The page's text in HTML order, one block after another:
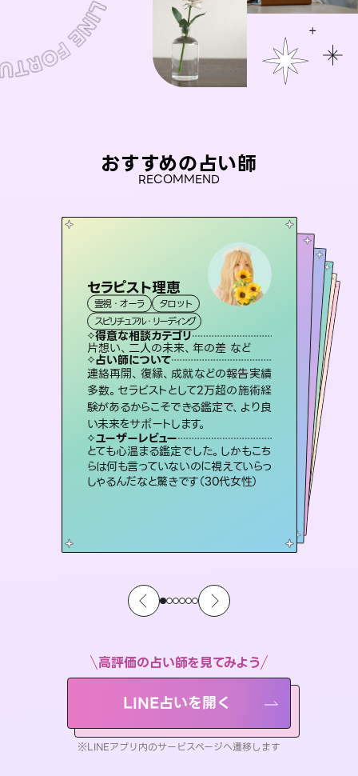
おすすめの占い師
RECOMMEND
セラピスト理恵
霊視・オーラ
タロット
スピリチュアル・リーディング
得意な相談カテゴリ
片想い、二人の未来、年の差 など
占い師について
連絡再開、復縁、成就などの報告実績
多数。セラピストとして2万超の施術経
験があるからこそできる鑑定で、より良
い未来をサポートします。
ユーザーレビュー
とても心温まる鑑定でした。しかもこち
らは何も言っていないのに視えていらっ
しゃるんだなと驚きです（30代女性）
アイリス -iris-
西洋占星術 タロット
ルーン
得意な相談カテゴリ
恋愛総合、片想い、二人の未来 など
占い師について
復縁、恋愛、不倫の行方、同性愛や片
思い、仕事関係や借金問題まで知りた
いことや心の負担になっていることを
紐解き、背中をそっと押して導きます。
ユーザーレビュー
安心感のあり、言い切ってくれる所や濁
さない鑑定のおかげで、毎回自分の気
持ちを整えられます（30代 男性）
未来視師＊花
霊視・オーラ
スピリチュアル・リーディング
得意な相談カテゴリ
出逢い、片想い、復縁 など
占い師について
未来には何パターンもの選択肢があり
ます。不安で視えにくくなっているあな
たの素敵な未来を見つけ、その未来を
選択できるようアドバイスします。
ユーザーレビュー
職場の人の性質や人間関係、本心など
本当によく視えていてびっくり。対策が
打てて前向きになれます（40代）
彗望（すいぼう
霊視・オーラ
スピリチュアル・リーディング
得意な相談カテゴリ
片想い、あの人の気持ち、復縁 など
占い師について
3,700年以上の歴史を持つ東洋最古の占術「易占」で詳細まで占い、幸せへ向かう道筋を示します。厳しい結果にも具体的な対策をお伝えします。
ユーザーレビュー
複雑な背景もしっかり聞いて鑑定して
いただけました。気持ちが楽になりまし
た（50代 女性）
おう 霊感オラクル
霊視・オーラ
オラクルカード
得意な相談カテゴリ
恋愛総合、あの人の気持ち など
占い師について
霊視×オラクルカードを使って「今」と
「未来」そして「気になるあの人の気持
ち」まで丁寧に読み解き、恋や人生のヒ
ントを優しく引き出します。
ユーザーレビュー
不安な気持ちが嘘みたいに晴れまし
た…！よく視えていらっしゃるんだなと
感じました（40代 女性）
桃源珠羽
霊視・オーラ タロット
スピリチュアル・リーディング
得意な相談カテゴリ
片想い、あの人の気持ち、復縁 など
占い師について
恋愛のお悩みの中でも特に「曖昧な関
係」の相談を得意としており、友達以上
恋人未満なお相手との今後や本音を丁
寧に読み解き恋愛成就へと導きます。
ユーザーレビュー
鑑定していただいてアドバイス通りに行
動すると仲が復活してきました。ありが
とうございました（40代 女性）
高評価の占い師を見てみよう
LINE占いを開く
※LINEアプリ内のサービスページへ遷移します